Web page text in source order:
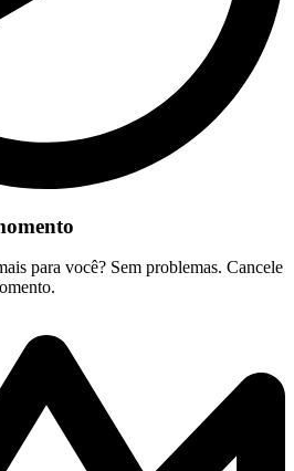
para você? Sem problemas. Cancele